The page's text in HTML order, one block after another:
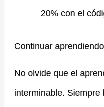
20% con el
Continuar
No olvide que el
interminable. Siempre